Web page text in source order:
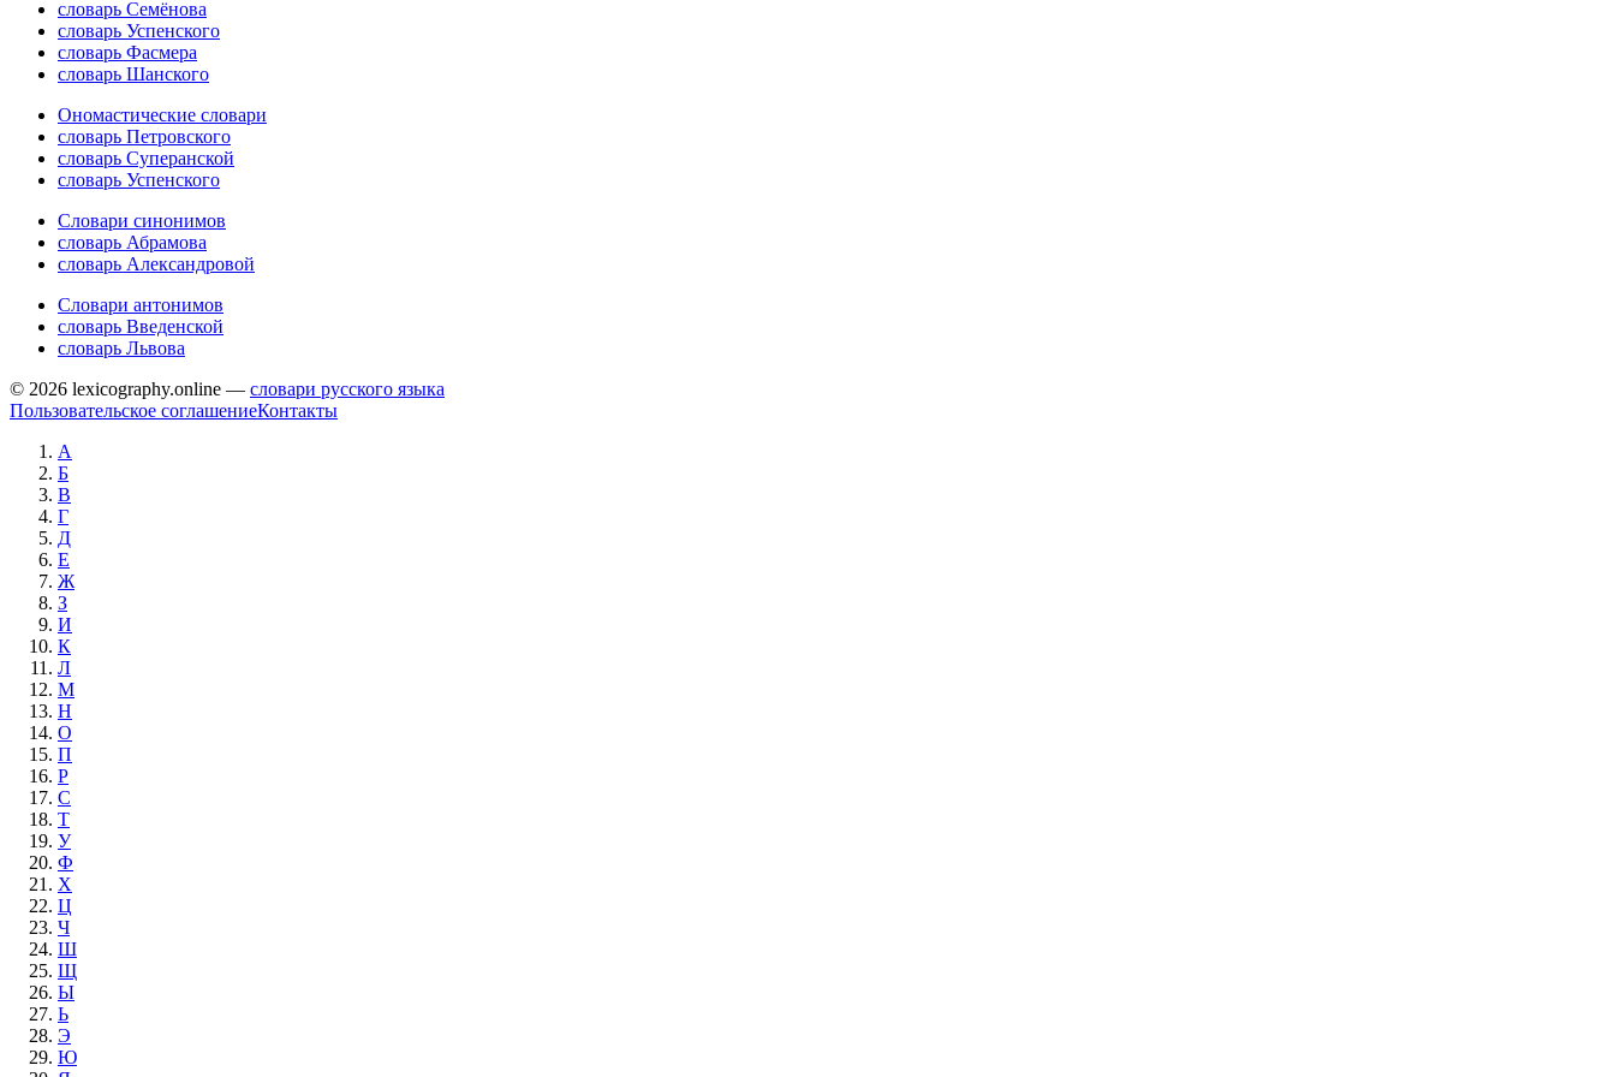
словарь Семёнова
словарь Успенского
словарь Фасмера
словарь Шанского
Ономастические словари
словарь Петровского
словарь Суперанской
словарь Успенского
Словари синонимов
словарь Абрамова
словарь Александровой
Словари антонимов
словарь Введенской
словарь Львова
© 2026 lexicography.online — словари русского языка
Пользовательское соглашениеКонтакты
А
Б
В
Г
Д
Е
Ж
З
И
К
Л
М
Н
О
П
Р
С
Т
У
Ф
Х
Ц
Ч
Ш
Щ
Ы
Ь
Э
Ю